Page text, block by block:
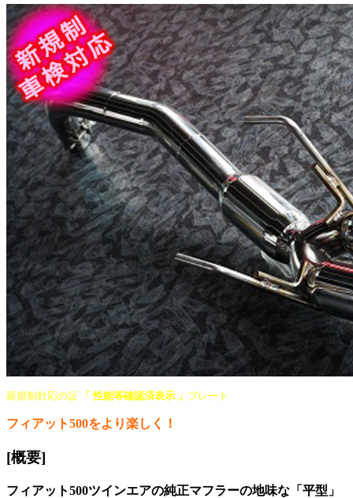
新規制対応の証 「 性能等確認済表示 」 プレート
フィアット500をより楽しく！
[概要]
フィアット500ツインエアの純正マフラーの地味な「平型」